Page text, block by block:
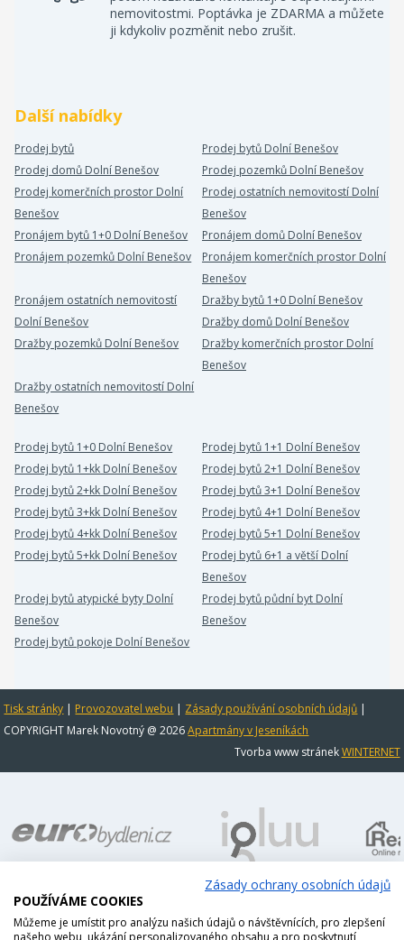
nemovitostmi. Poptávka je ZDARMA a můžete
ji kdykoliv pozměnit nebo zrušit.
Další nabídky
Prodej bytů
Prodej bytů Dolní Benešov
Prodej domů Dolní Benešov
Prodej pozemků Dolní Benešov
Prodej komerčních prostor Dolní
Benešov
Prodej ostatních nemovitostí Dolní
Benešov
Pronájem bytů 1+0 Dolní Benešov
Pronájem domů Dolní Benešov
Pronájem pozemků Dolní Benešov
Pronájem komerčních prostor Dolní
Benešov
Pronájem ostatních nemovitostí
Dolní Benešov
Dražby bytů 1+0 Dolní Benešov
Dražby domů Dolní Benešov
Dražby pozemků Dolní Benešov
Dražby komerčních prostor Dolní
Benešov
Dražby ostatních nemovitostí Dolní
Benešov
Prodej bytů 1+0 Dolní Benešov
Prodej bytů 1+1 Dolní Benešov
Prodej bytů 1+kk Dolní Benešov
Prodej bytů 2+1 Dolní Benešov
Prodej bytů 2+kk Dolní Benešov
Prodej bytů 3+1 Dolní Benešov
Prodej bytů 3+kk Dolní Benešov
Prodej bytů 4+1 Dolní Benešov
Prodej bytů 4+kk Dolní Benešov
Prodej bytů 5+1 Dolní Benešov
Prodej bytů 5+kk Dolní Benešov
Prodej bytů 6+1 a větší Dolní
Benešov
Prodej bytů atypické byty Dolní
Benešov
Prodej bytů půdní byt Dolní
Benešov
Prodej bytů pokoje Dolní Benešov
Tisk stránky | Provozovatel webu | Zásady používání osobních údajů |
COPYRIGHT Marek Novotný @ 2026Apartmány v Jeseníkách
Tvorba www stránekWINTERNET
Zásady ochrany osobních údajů
POUŽÍVÁME COOKIES
Můžeme je umístit pro analýzu našich údajů o návštěvnících, pro zlepšení
našeho webu, ukázání personalizovaného obsahu a pro poskytnutí